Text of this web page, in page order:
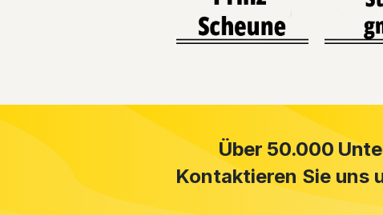
Über 50.000
Kontaktieren Sie uns